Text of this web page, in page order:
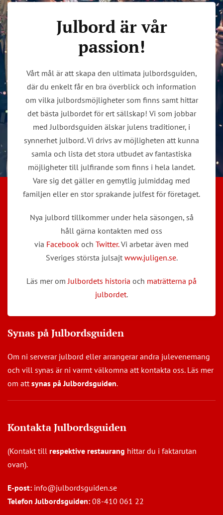
Julbord är vår
passion!
Vårt mål är att skapa den ultimata julbordsguiden,
där du enkelt får en bra överblick och information
om vilka julbordsmöjligheter som finns samt hittar
det bästa julbordet för ert sällskap! Vi som jobbar
med Julbordsguiden älskar julens traditioner, i
synnerhet julbord. Vi drivs av möjligheten att kunna
samla och lista det stora utbudet av fantastiska
möjligheter till julfirande som finns i hela landet.
Vare sig det gäller en gemytlig julmiddag med
familjen eller en stor sprakande julfest för företaget.
Nya julbord tillkommer under hela säsongen, så
håll gärna kontakten med oss
via Facebook och Twitter.Vi arbetar även med
Sveriges största julsajt www.juligen.se.
Läs mer om Julbordets historia och maträtterna på
julbordet.
Synas på Julbordsguiden
Om ni serverar julbord eller arrangerar andra julevenemang
och vill synas är ni varmt välkomna att kontakta oss. Läs mer
om att synas på Julbordsguiden.
Kontakta Julbordsguiden
(Kontakt till respektive restaurang hittar du i faktarutan
ovan).
E-post: info@julbordsguiden.se
Telefon Julbordsguiden: 08-410 061 22